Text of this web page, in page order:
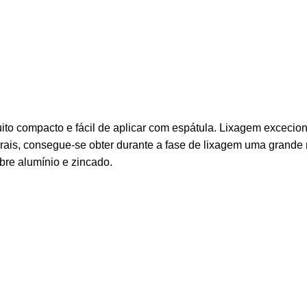
compacto e fácil de aplicar com espátula. Lixagem
consegue-se obter durante a fase de lixagem uma
alumínio e zincado.